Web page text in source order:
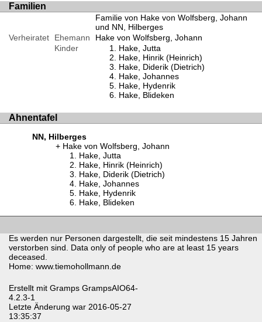
Familien
Familie von Hake von Wolfsberg, Johann
und NN, Hilberges
Verheiratet
Ehemann
Hake von Wolfsberg, Johann
Kinder
Hake, Jutta
Hake, Hinrik (Heinrich)
Hake, Diderik (Dietrich)
Hake, Johannes
Hake, Hydenrik
Hake, Blideken
Ahnentafel
NN, Hilberges
Hake von Wolfsberg, Johann
Hake, Jutta
Hake, Hinrik (Heinrich)
Hake, Diderik (Dietrich)
Hake, Johannes
Hake, Hydenrik
Hake, Blideken
Es werden nur Personen dargestellt, die seit mindestens 15 Jahren
verstorben sind. Data only of people who are at least 15 years
deceased.
Home: www.tiemohollmann.de
Erstellt mit Gramps GrampsAIO64-
4.2.3-1
Letzte Änderung war 2016-05-27
13:35:37